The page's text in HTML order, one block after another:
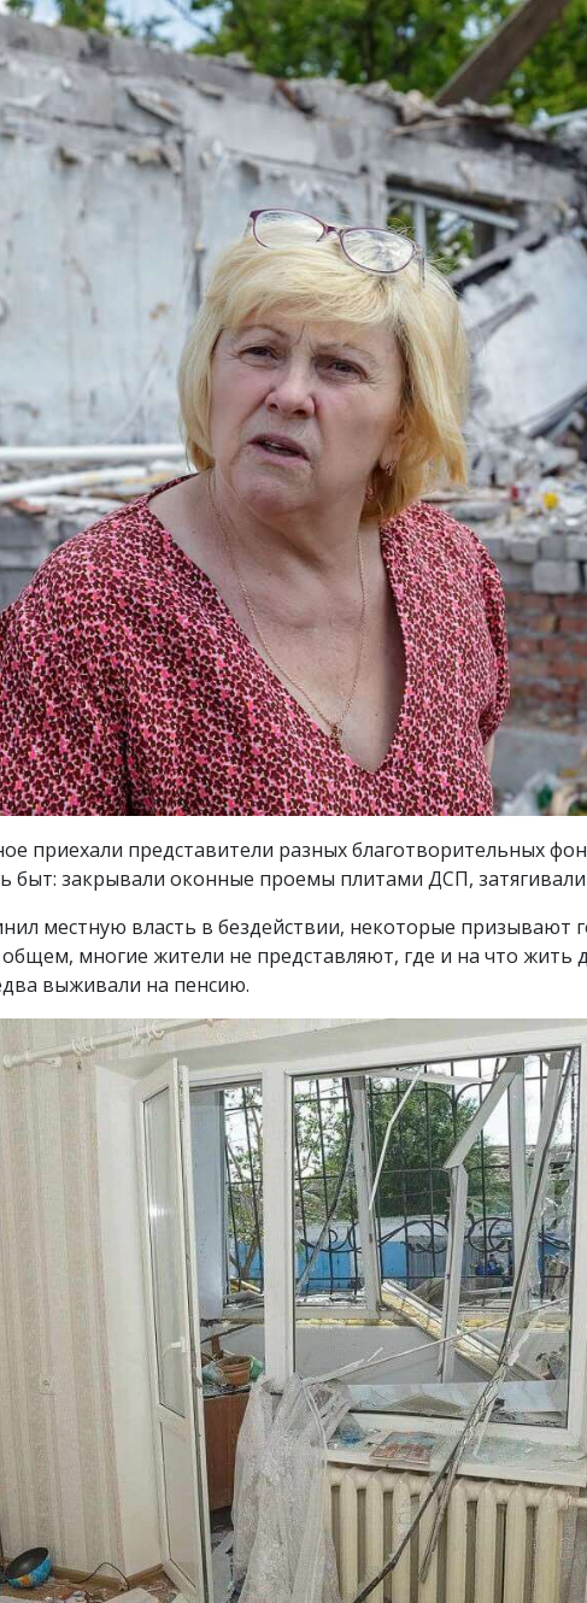
приехали представители разных благотворительных
быт: закрывали оконные проемы плитами ДСП,
местную власть в бездействии, некоторые призывают
многие жители не представляют, где и на что жить
выживали на пенсию.